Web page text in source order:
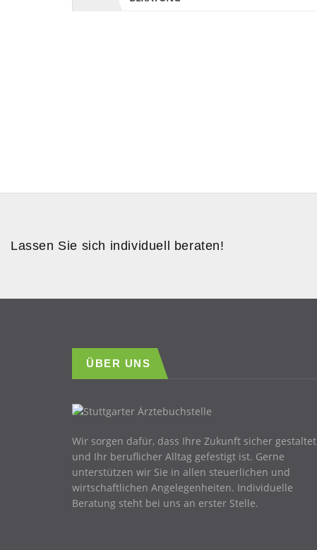
Lassen Sie sich individuell beraten!
ÜBER UNS
Wir sorgen dafür, dass Ihre Zukunft sicher gestaltet
und Ihr beruflicher Alltag gefestigt ist. Gerne
unterstützen wir Sie in allen steuerlichen und
wirtschaftlichen Angelegenheiten. Individuelle
Beratung steht bei uns an erster Stelle.